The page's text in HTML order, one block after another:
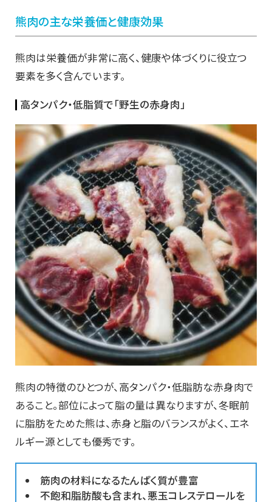
熊肉の主な栄養価と健康効果
熊肉は栄養価が非常に高く、健康や体づくりに役立つ
要素を多く含んでいます。
高タンパク・低脂質で「野生の赤身肉」
熊肉の特徴のひとつが、高タンパク・低脂肪な赤身肉で
あること。部位によって脂の量は異なりますが、冬眠前
に脂肪をためた熊は、赤身と脂のバランスがよく、エネ
ルギー源としても優秀です。
筋肉の材料になるたんぱく質が豊富
不飽和脂肪酸も含まれ、悪玉コレステロールを